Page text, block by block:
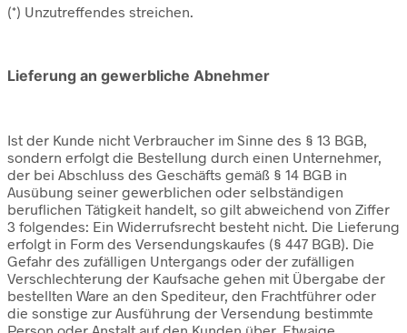
(*) Unzutreffendes streichen.
Lieferung an gewerbliche Abnehmer
Ist der Kunde nicht Verbraucher im Sinne des § 13 BGB,
sondern erfolgt die Bestellung durch einen Unternehmer,
der bei Abschluss des Geschäfts gemäß § 14 BGB in
Ausübung seiner gewerblichen oder selbständigen
beruflichen Tätigkeit handelt, so gilt abweichend von Ziffer
3 folgendes: Ein Widerrufsrecht besteht nicht. Die Lieferung
erfolgt in Form des Versendungskaufes (§ 447 BGB). Die
Gefahr des zufälligen Untergangs oder der zufälligen
Verschlechterung der Kaufsache gehen mit Übergabe der
bestellten Ware an den Spediteur, den Frachtführer oder
die sonstige zur Ausführung der Versendung bestimmte